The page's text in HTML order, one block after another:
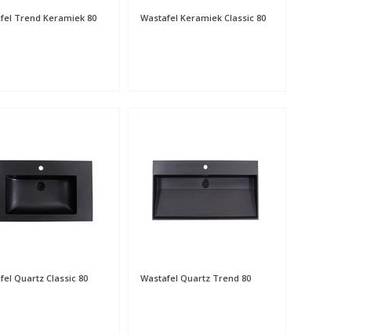
Trend Keramiek 80 Wastafel Keramiek Classic 80
Quartz Classic 80 Wastafel Quartz Trend 80